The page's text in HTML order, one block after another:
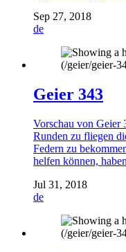
Sep 27, 2018
de
Geier 343
Vorschau von Geier
Runden zu fliegen
Federn zu
helfen können,
Jul 31, 2018
de